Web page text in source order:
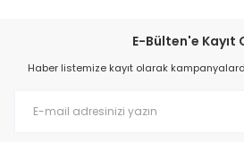
E-Bülten'e Kayıt
Haber listemize kayıt olarak